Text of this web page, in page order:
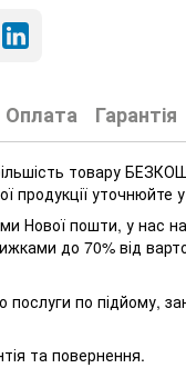
Оплата Гарантія
товару
продукції
Нової пошти, у нас
до 70% від
по підйому,
та повернення.